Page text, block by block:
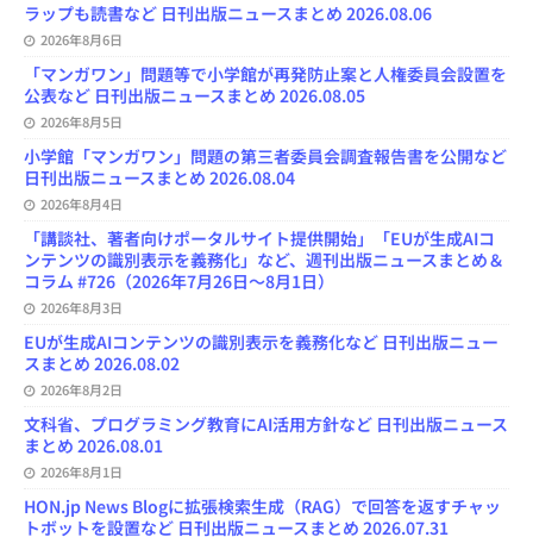
n
ラップも読書など 日刊出版ニュースまとめ 2026.08.06
2026年8月6日
「マンガワン」問題等で小学館が再発防止案と人権委員会設置を
公表など 日刊出版ニュースまとめ 2026.08.05
2026年8月5日
小学館「マンガワン」問題の第三者委員会調査報告書を公開など
日刊出版ニュースまとめ 2026.08.04
2026年8月4日
「講談社、著者向けポータルサイト提供開始」「EUが生成AIコ
ンテンツの識別表示を義務化」など、週刊出版ニュースまとめ＆
コラム #726（2026年7月26日～8月1日）
2026年8月3日
EUが生成AIコンテンツの識別表示を義務化など 日刊出版ニュー
スまとめ 2026.08.02
2026年8月2日
文科省、プログラミング教育にAI活用方針など 日刊出版ニュース
まとめ 2026.08.01
2026年8月1日
HON.jp News Blogに拡張検索生成（RAG）で回答を返すチャッ
トボットを設置など 日刊出版ニュースまとめ 2026.07.31